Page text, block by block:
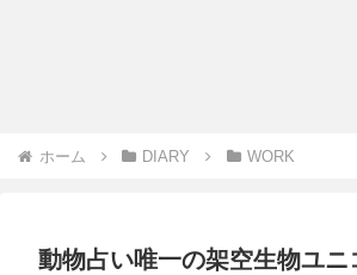
ホーム DIARY WORK
動物占い唯一の架空生物ユニ